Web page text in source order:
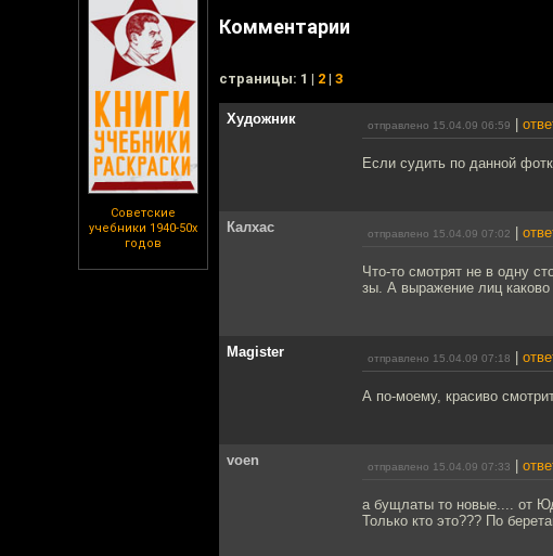
Советские
учебники 1940-50х
годов
Комментарии
cтраницы: 1 | 2 | 3
Художник отправлено 15.04.09 06:59
Если судить по данной
Калхас отправлено 15.04.09 07:02
Что-то смотрят не в одну
зы. А выражение лиц каково
Magister отправлено 15.04.09 07:18
А по-моему, красиво
voen отправлено 15.04.09 07:33
а бущлаты то новые.... от
Только кто это??? По